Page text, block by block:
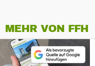
MEHR VON FFH